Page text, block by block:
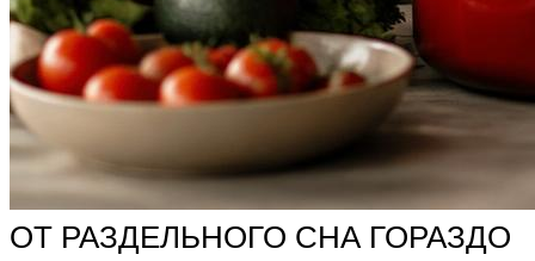
ОТ РАЗДЕЛЬНОГО СНА ГОРАЗДО